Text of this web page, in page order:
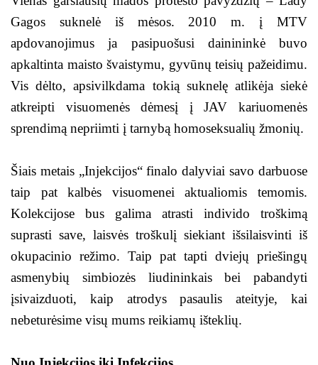
Gagos suknelė iš mėsos. 2010 m. į MTV
apdovanojimus ja pasipuošusi dainininkė buvo
apkaltinta maisto švaistymu, gyvūnų teisių pažeidimu.
Vis dėlto, apsivilkdama tokią suknelę atlikėja siekė
atkreipti visuomenės dėmesį į JAV kariuomenės
sprendimą nepriimti į tarnybą homoseksualių žmonių.
Šiais metais „Injekcijos“ finalo dalyviai savo darbuose
taip pat kalbės visuomenei aktualiomis temomis.
Kolekcijose bus galima atrasti individo troškimą
suprasti save, laisvės troškulį siekiant išsilaisvinti iš
okupacinio režimo. Taip pat tapti dviejų priešingų
asmenybių simbiozės liudininkais bei pabandyti
įsivaizduoti, kaip atrodys pasaulis ateityje, kai
nebeturėsime visų mums reikiamų išteklių.